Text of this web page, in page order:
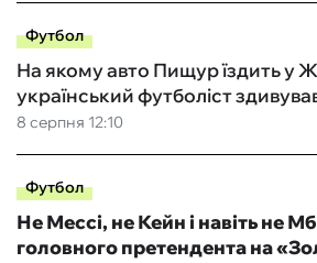
Футбол
8 серпня 12:10
На якому авто Пищур їздить у
український футболіст
Футбол
Не Мессі, не Кейн і навіть не
головного претендента на